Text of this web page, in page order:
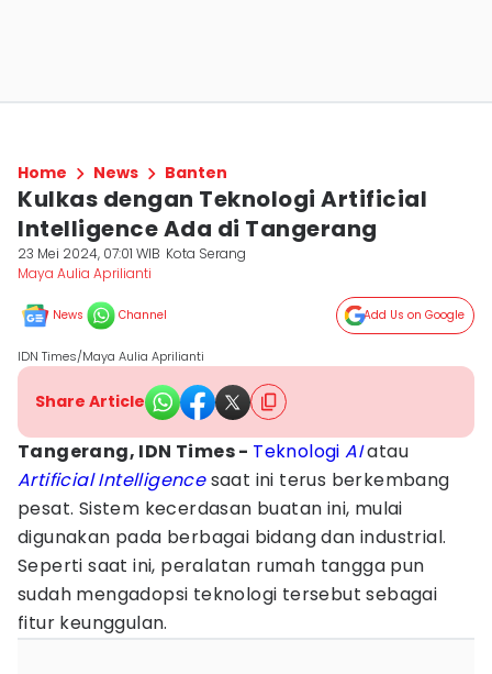
Home News Banten
Kulkas dengan Teknologi Artificial
Intelligence Ada di Tangerang
23 Mei 2024, 07:01 WIB Kota Serang
Maya Aulia Aprilianti
News Channel Add Us on Google
IDN Times/Maya Aulia Aprilianti
Share Article
Tangerang, IDN Times - Teknologi AIatau
Artificial Intelligencesaat ini terus berkembang
pesat. Sistem kecerdasan buatan ini, mulai
digunakan pada berbagai bidang dan industrial.
Seperti saat ini, peralatan rumah tangga pun
sudah mengadopsi teknologi tersebut sebagai
fitur keunggulan.